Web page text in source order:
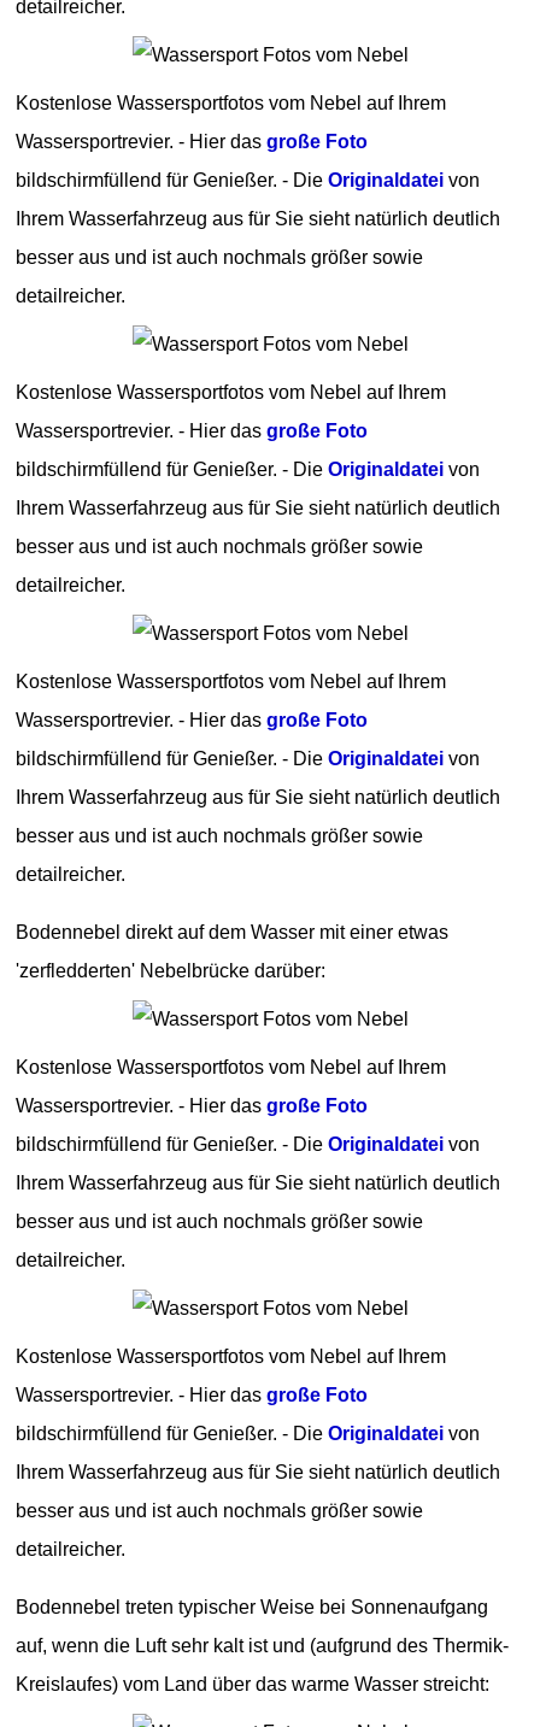
detailreicher.
Kostenlose Wassersportfotos vom Nebel auf Ihrem
Wassersportrevier. - Hier dasgroße Foto
bildschirmfüllend für Genießer. - DieOriginaldatei von
Ihrem Wasserfahrzeug aus für Sie sieht natürlich deutlich
besser aus und ist auch nochmals größer sowie
detailreicher.
Kostenlose Wassersportfotos vom Nebel auf Ihrem
Wassersportrevier. - Hier dasgroße Foto
bildschirmfüllend für Genießer. - DieOriginaldatei von
Ihrem Wasserfahrzeug aus für Sie sieht natürlich deutlich
besser aus und ist auch nochmals größer sowie
detailreicher.
Kostenlose Wassersportfotos vom Nebel auf Ihrem
Wassersportrevier. - Hier dasgroße Foto
bildschirmfüllend für Genießer. - DieOriginaldatei von
Ihrem Wasserfahrzeug aus für Sie sieht natürlich deutlich
besser aus und ist auch nochmals größer sowie
detailreicher.
Bodennebel direkt auf dem Wasser mit einer etwas
'zerfledderten' Nebelbrücke darüber:
Kostenlose Wassersportfotos vom Nebel auf Ihrem
Wassersportrevier. - Hier dasgroße Foto
bildschirmfüllend für Genießer. - DieOriginaldatei von
Ihrem Wasserfahrzeug aus für Sie sieht natürlich deutlich
besser aus und ist auch nochmals größer sowie
detailreicher.
Kostenlose Wassersportfotos vom Nebel auf Ihrem
Wassersportrevier. - Hier dasgroße Foto
bildschirmfüllend für Genießer. - DieOriginaldatei von
Ihrem Wasserfahrzeug aus für Sie sieht natürlich deutlich
besser aus und ist auch nochmals größer sowie
detailreicher.
Bodennebel treten typischer Weise bei Sonnenaufgang
auf, wenn die Luft sehr kalt ist und (aufgrund des Thermik-
Kreislaufes) vom Land über das warme Wasser streicht: